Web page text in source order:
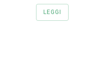
LEGGI